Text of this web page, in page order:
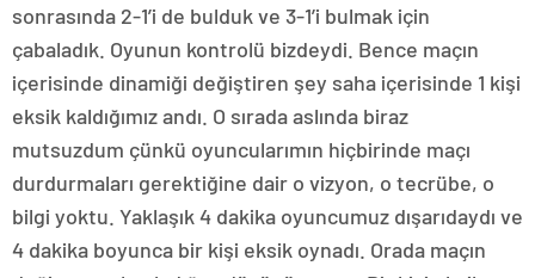
sonrasında 2-1’i de bulduk ve 3-1’i bulmak için
çabaladık. Oyunun kontrolü bizdeydi. Bence maçın
içerisinde dinamiği değiştiren şey saha içerisinde 1 kişi
eksik kaldığımız andı. O sırada aslında biraz
mutsuzdum çünkü oyuncularımın hiçbirinde maçı
durdurmaları gerektiğine dair o vizyon, o tecrübe, o
bilgi yoktu. Yaklaşık 4 dakika oyuncumuz dışarıdaydı ve
4 dakika boyunca bir kişi eksik oynadı. Orada maçın